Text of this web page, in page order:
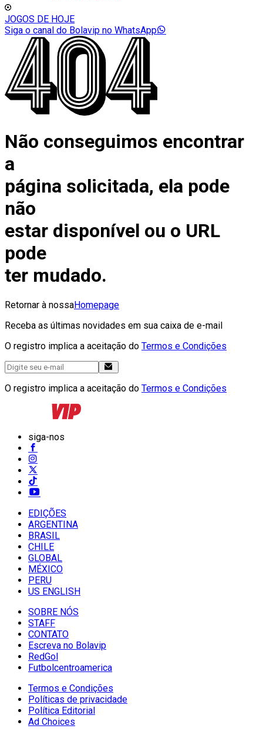
JOGOS DE HOJE
Siga o canal do Bolavip no WhatsApp
Não conseguimos encontrar
a
página solicitada, ela pode
não
estar disponível ou o URL
pode
ter mudado.
Retornar à nossaHomepage
Receba as últimas novidades em sua caixa de e-mail
O registro implica a aceitação do Termos e Condições
O registro implica a aceitação do Termos e Condições
siga-nos
EDIÇÕES
ARGENTINA
BRASIL
CHILE
GLOBAL
MÉXICO
PERU
US ENGLISH
SOBRE NÓS
STAFF
CONTATO
Escreva no Bolavip
RedGol
Futbolcentroamerica
Termos e Condições
Políticas de privacidade
Política Editorial
Ad Choices